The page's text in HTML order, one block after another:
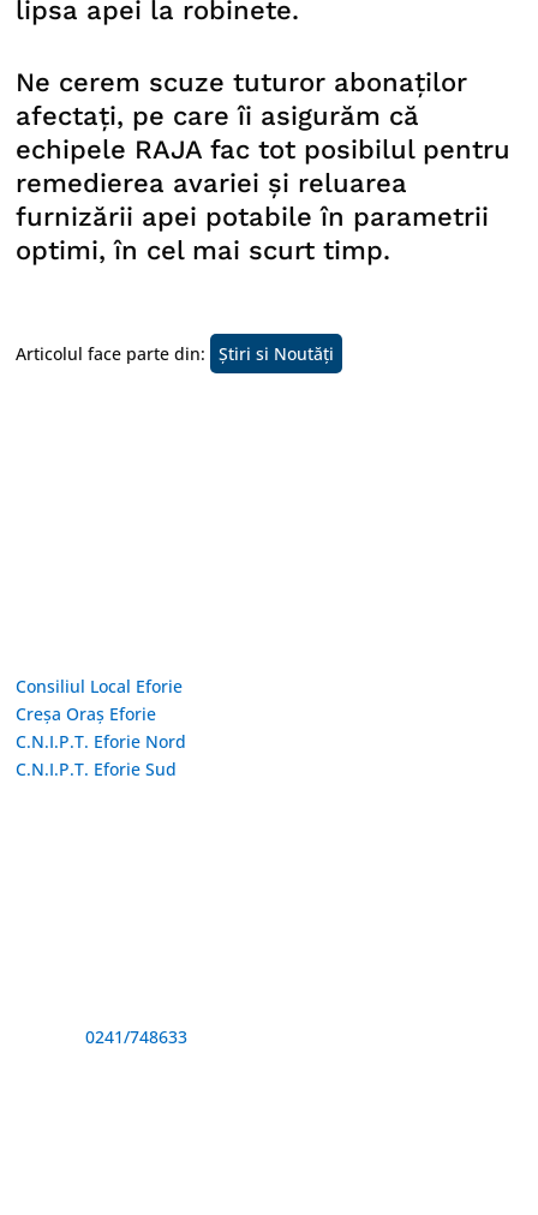
lipsa apei la robinete.
Ne cerem scuze tuturor abonaților
afectați, pe care îi asigurăm că
echipele RAJA fac tot posibilul pentru
remedierea avariei și reluarea
furnizării apei potabile în parametrii
optimi, în cel mai scurt timp.
Articolul face parte din: Știri si Noutăți
Consiliul Local Eforie
Creșa Oraș Eforie
C.N.I.P.T. Eforie Nord
C.N.I.P.T. Eforie Sud
Telefon:0241/748633